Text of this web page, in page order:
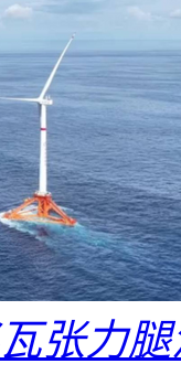
张力